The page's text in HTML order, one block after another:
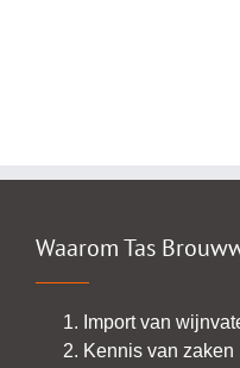
Waarom Tas
Import van
Kennis van zaken